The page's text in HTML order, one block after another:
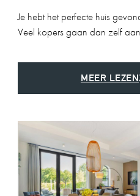
Je hebt het perfecte huis
Veel kopers gaan dan zelf
MEER LEZEN